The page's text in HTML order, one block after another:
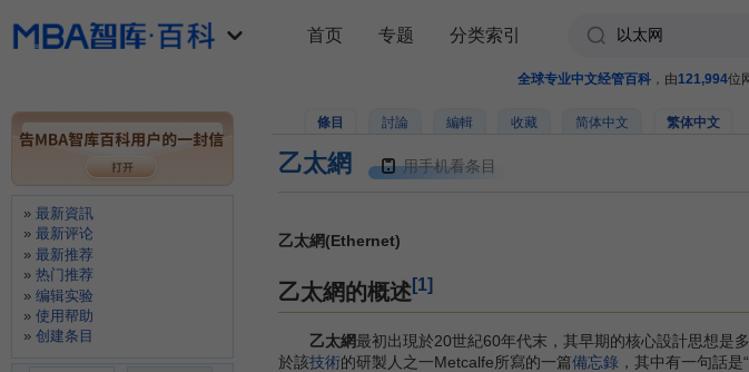
全球专业中文经管百科 ，由121,994位
條目 討論 編輯 收藏 简体中文 繁体中文
乙太網 用手机看条目
乙太網(Ethernet)
乙太網的概述[1]
乙太網最初出現於20世紀60年代末，其早期的核心設計思想是
於該技術的研製人之一Metcalfe所寫的一篇備忘錄 ，其中有一句話
首页 专题 分类索引
最新資訊
最新评论
最新推荐
热门推荐
编辑实验
使用帮助
创建条目